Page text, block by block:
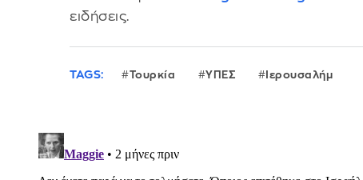
ειδήσεις.
TAGS: Τουρκία ΥΠΕΣ Ιερουσαλήμ